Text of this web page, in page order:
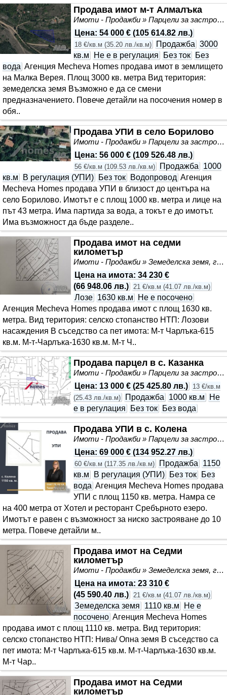
Продава имот м-т Алмалъка
Имоти - Продажби » Парцели за застрояване, Инвестиционни проекти
Цена: 54 000 € (105 614.82 лв.)
18 €/кв.м (35.20 лв./кв.м) Продажба 3000
кв.м
Не е в регулация Без ток
Без
вода Агенция Mecheva Homes продава имот в землището
на Малка Верея. Площ 3000 кв. метра Вид територия:
земеделска земя Възможно е да се смени
предназначението. Повече детайли на посочения номер в
обя..
Продава УПИ в село Борилово
Имоти - Продажби » Парцели за застрояване, Инвестиционни проекти
Цена: 56 000 € (109 526.48 лв.)
56 €/кв.м (109.53 лв./кв.м) Продажба
1000
кв.м
В регулация (УПИ) Без ток Водопровод Агенция
Mecheva Homes продава УПИ в близост до центъра на
село Борилово. Имотът е с площ 1000 кв. метра и лице на
път 43 метра. Има партида за вода, а токът е до имотът.
Има възможност да бъде разделе..
Продава имот на седми
километър
Имоти - Продажби » Земеделска земя, градини, лозя, гора
Цена на имота: 34 230 €
(66 948.06 лв.) 21 €/кв.м (41.07 лв./кв.м)
Лозе 1630 кв.м
Не е посочено
Агенция Mecheva Homes продава имот с площ 1630 кв.
метра. Вид територия: селско стопанство НТП: Лозови
насаждения В съседство са пет имота: М-т Чарлъка-615
кв.м. М-т-Чарлъка-1630 кв.м. М-т Ч..
Продава парцел в с. Казанка
Имоти - Продажби » Парцели за застрояване, Инвестиционни проекти
Цена: 13 000 € (25 425.80 лв.)
13 €/кв.м
(25.43 лв./кв.м) Продажба 1000 кв.м
Не
е в регулация
Без ток Без вода
Продава УПИ в с. Колена
Имоти - Продажби » Парцели за застрояване, Инвестиционни проекти
Цена: 69 000 € (134 952.27 лв.)
60 €/кв.м (117.35 лв./кв.м) Продажба
1150
кв.м
В регулация (УПИ) Без ток
Без
вода Агенция Mecheva Homes продава
УПИ с площ 1150 кв. метра. Намра се
на 400 метра от Хотел и ресторант Сребърното езеро.
Имотът е равен с възможност за ниско застрояване до 10
метра. Повече детайли м..
Продава имот на Седми
километър
Имоти - Продажби » Земеделска земя, градини, лозя, гора
Цена на имота: 23 310 €
(45 590.40 лв.) 21 €/кв.м (41.07 лв./кв.м)
Земеделска земя 1110 кв.м
Не е
посочено Агенция Mecheva Homes
продава имот с площ 1110 кв. метра. Вид територия:
селско стопанство НТП: Нива/ Опна земя В съседство са
пет имота: М-т Чарлъка-615 кв.м. М-т-Чарлъка-1630 кв.м.
М-т Чар..
Продава имот на Седми
километър